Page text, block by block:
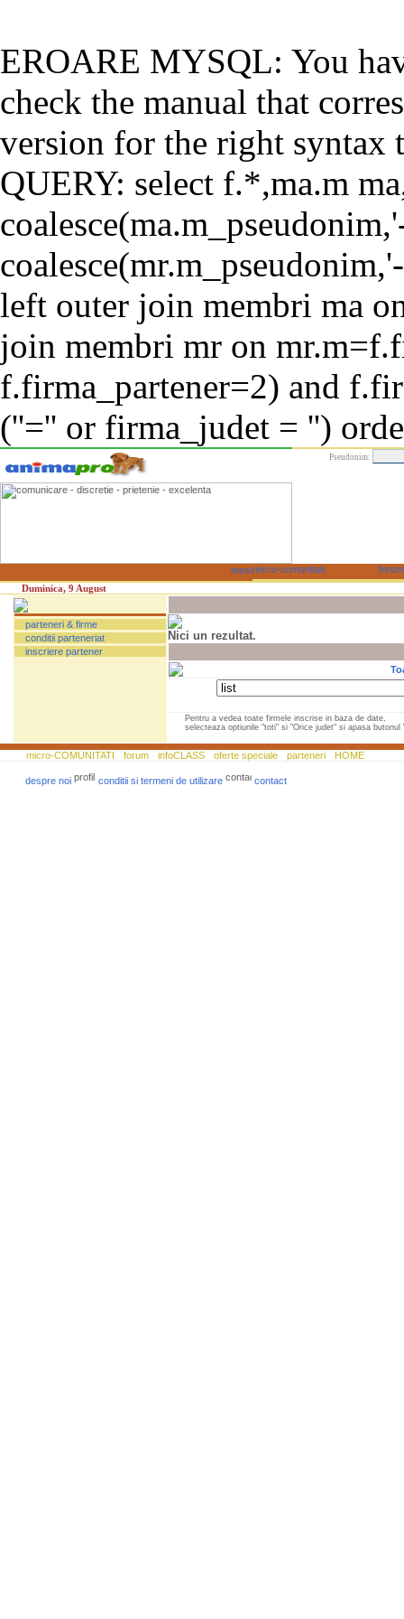
EROARE MYSQL: You
check the manual that
version for the right syntax
QUERY: select f.*,ma.m
left outer join membri ma
join membri mr on
f.firma_partener=2) and
(''='' or firma_judet = '')
Pseudonim:
Duminica, 9 August
parteneri & firme
conditii parteneriat
inscriere partener
Nici un rezultat.
Pentru a vedea toate firmele inscrise in baza de date,
selecteaza optiunile "toti" si "Orice judet" si apasa butonul
micro-COMUNITATI forum infoCLASS oferte speciale parteneri HOME
despre noi conditii si termeni de utilizare contact